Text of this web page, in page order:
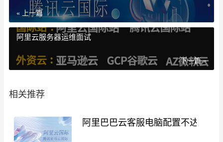
« 上一篇
阿里云服务器运维面试
下一篇 »
相关推荐
阿里巴巴云客服电脑配置不达标